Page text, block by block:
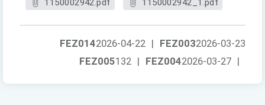
1150002942.pdf 1150002942_1.pdf
FEZ0032026-03-23
FEZ0142026-04-22 |
FEZ0042026-03-27 |
FEZ005132 |